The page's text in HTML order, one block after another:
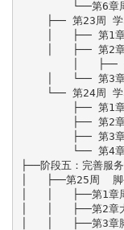
├──阶段五：完善服
│   ├──第25周  脚
│   │   ├──第1章
│   │   ├──第2章
│   │   ├──第3章